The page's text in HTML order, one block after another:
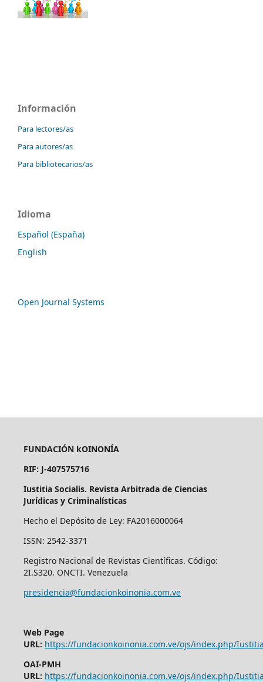
Información
Para lectores/as
Para autores/as
Para bibliotecarios/as
Idioma
Español (España)
English
Open Journal Systems
FUNDACIÓN kOINONÍA
RIF: J-407575716
Iustitia Socialis. Revista Arbitrada de Ciencias
Jurídicas y Criminalísticas
Hecho el Depósito de Ley: FA2016000064
ISSN: 2542-3371
Registro Nacional de Revistas Científicas. Código:
2I.S320. ONCTI. Venezuela
presidencia@fundacionkoinonia.com.ve
Web Page
URL: https://fundacionkoinonia.com.ve/ojs/index.php/
OAI-PMH
URL: https://fundacionkoinonia.com.ve/ojs/index.php/